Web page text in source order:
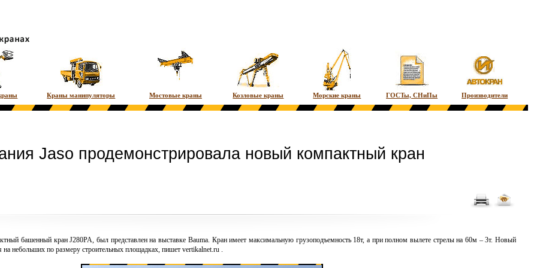
Краны манипуляторы Мостовые краны Козловые краны Морские краны ГОСТы, СНиПы Производители
Jaso продемонстрировала новый компактный кран
башенный кранJ280PA, был представлен на выставке Bauma. Кран имеет максимальную грузоподъемность 18т, а при полном вылете стрелы на 60м – 3т. Новый
на небольших по размеру строительных площадках, пишет vertikalnet.ru .